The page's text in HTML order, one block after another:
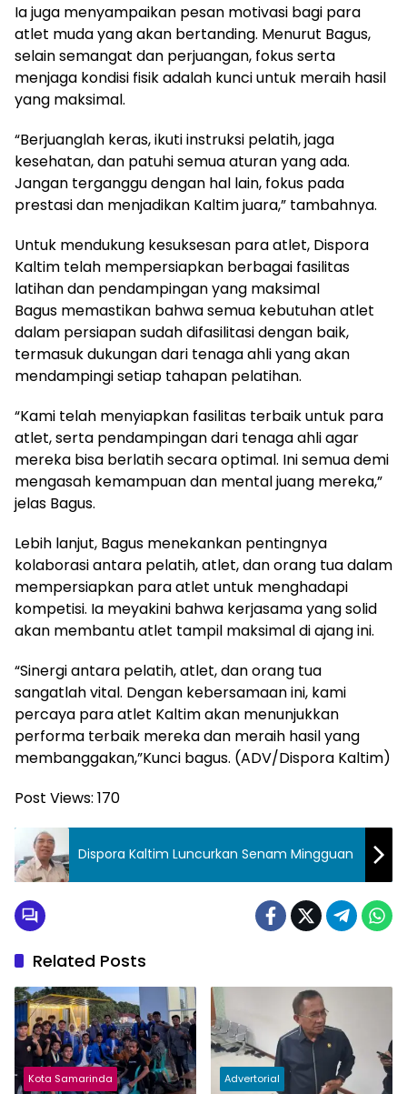
Ia juga menyampaikan pesan motivasi bagi para
atlet muda yang akan bertanding. Menurut Bagus,
selain semangat dan perjuangan, fokus serta
menjaga kondisi fisik adalah kunci untuk meraih hasil
yang maksimal.
“Berjuanglah keras, ikuti instruksi pelatih, jaga
kesehatan, dan patuhi semua aturan yang ada.
Jangan terganggu dengan hal lain, fokus pada
prestasi dan menjadikan Kaltim juara,” tambahnya.
Untuk mendukung kesuksesan para atlet, Dispora
Kaltim telah mempersiapkan berbagai fasilitas
latihan dan pendampingan yang maksimal
Bagus memastikan bahwa semua kebutuhan atlet
dalam persiapan sudah difasilitasi dengan baik,
termasuk dukungan dari tenaga ahli yang akan
mendampingi setiap tahapan pelatihan.
“Kami telah menyiapkan fasilitas terbaik untuk para
atlet, serta pendampingan dari tenaga ahli agar
mereka bisa berlatih secara optimal. Ini semua demi
mengasah kemampuan dan mental juang mereka,”
jelas Bagus.
Lebih lanjut, Bagus menekankan pentingnya
kolaborasi antara pelatih, atlet, dan orang tua dalam
mempersiapkan para atlet untuk menghadapi
kompetisi. Ia meyakini bahwa kerjasama yang solid
akan membantu atlet tampil maksimal di ajang ini.
“Sinergi antara pelatih, atlet, dan orang tua
sangatlah vital. Dengan kebersamaan ini, kami
percaya para atlet Kaltim akan menunjukkan
performa terbaik mereka dan meraih hasil yang
membanggakan,”Kunci bagus. (ADV/Dispora Kaltim)
Post Views: 170
Dispora Kaltim Luncurkan Senam Mingguan
Related Posts
Kota Samarinda Advertorial